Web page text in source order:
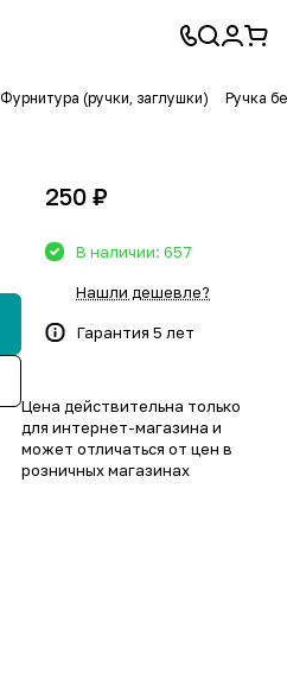
Фурнитура (ручки, заглушки) Ручка
250 ₽
В наличии: 657
Нашли дешевле?
Гарантия 5 лет
Цена действительна только
для интернет-магазина и
может отличаться от цен в
розничных магазинах